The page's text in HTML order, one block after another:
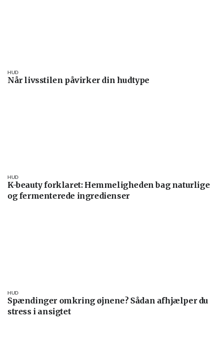
Når livsstilen påvirker din hudtype
HUD
K-beauty forklaret: Hemmeligheden bag naturlige
og fermenterede ingredienser
HUD
Spændinger omkring øjnene? Sådan afhjælper du
stress i ansigtet
HUD